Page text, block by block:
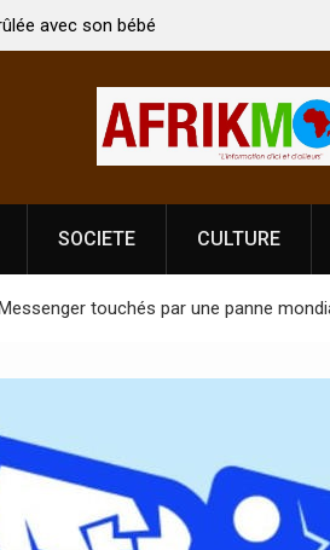
Le ministre Indien Kirti Vardhan Singh à
la célébration de la Fête de
SOCIETE CULTURE
touchés par une panne